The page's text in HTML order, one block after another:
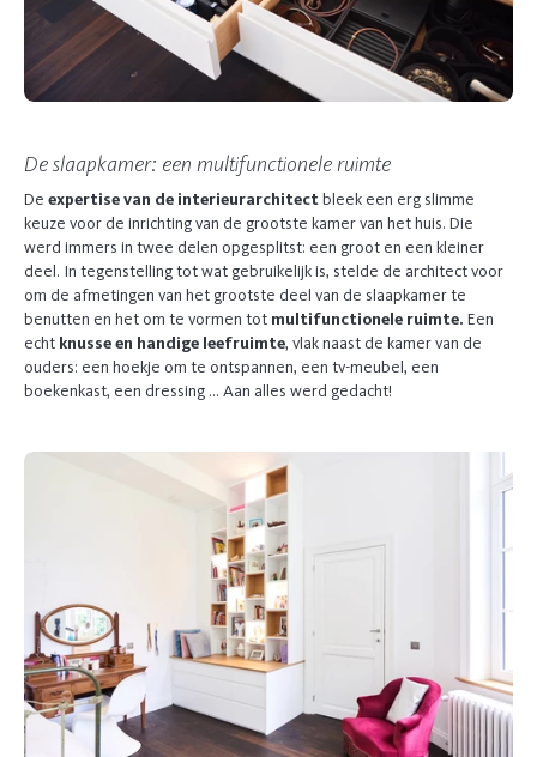
De slaapkamer: een multifunctionele ruimte
De expertise van de interieurarchitectbleek een erg slimme
keuze voor de inrichting van de grootste kamer van het huis. Die
werd immers in twee delen opgesplitst: een groot en een kleiner
deel. In tegenstelling tot wat gebruikelijk is, stelde de architect voor
om de afmetingen van het grootste deel van de slaapkamer te
benutten en het om te vormen tot multifunctionele ruimte. Een
echt knusse en handige leefruimte, vlak naast de kamer van de
ouders: een hoekje om te ontspannen, een tv-meubel, een
boekenkast, een dressing … Aan alles werd gedacht!